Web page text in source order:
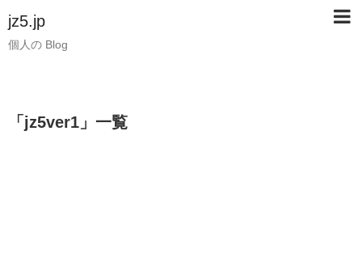
jz5.jp
個人の Blog
「 jz5ver1 」 一覧